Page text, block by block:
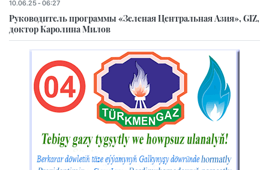
10.06.25 - 06:27
Руководитель программы «Зеленая Центральная Азия», GIZ,
доктор Каролина Милов